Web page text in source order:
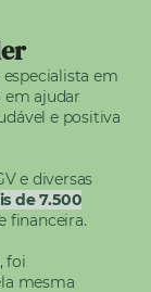
em
em ajudar
e positiva
e diversas
de 7.500
financeira.
foi
mesma